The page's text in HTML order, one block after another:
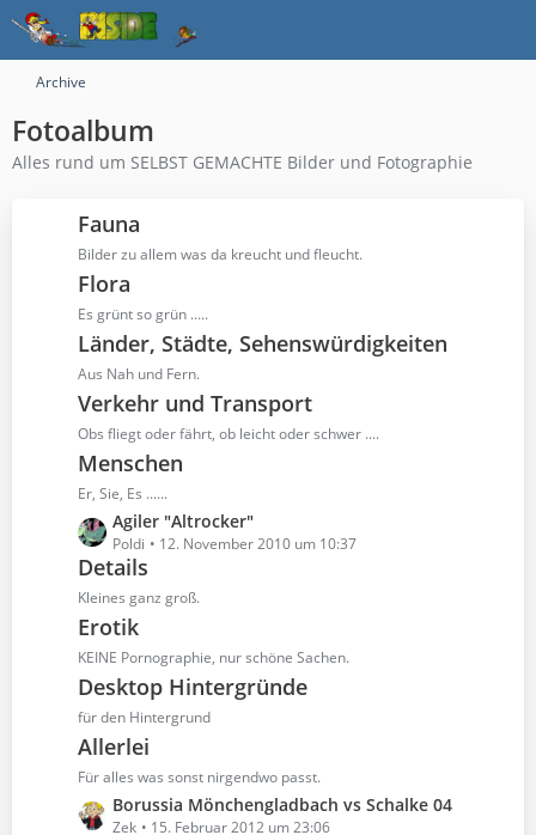
Archive
Fotoalbum
Alles rund um SELBST GEMACHTE Bilder und Fotographie
Fauna
Bilder zu allem was da kreucht und fleucht.
Flora
Es grünt so grün .....
Länder, Städte, Sehenswürdigkeiten
Aus Nah und Fern.
Verkehr und Transport
Obs fliegt oder fährt, ob leicht oder schwer ....
Menschen
Er, Sie, Es ......
L
e
t
z
t
e
B
e
i
t
r
ä
g
Agiler "Altrocker"
Poldi 12. November 2010 um 10:37
Details
Kleines ganz groß.
Erotik
KEINE Pornographie, nur schöne Sachen.
Desktop Hintergründe
für den Hintergrund
Allerlei
Für alles was sonst nirgendwo passt.
L
e
Borussia Mönchengladbach vs Schalke 04
Zek 15. Februar 2012 um 23:06